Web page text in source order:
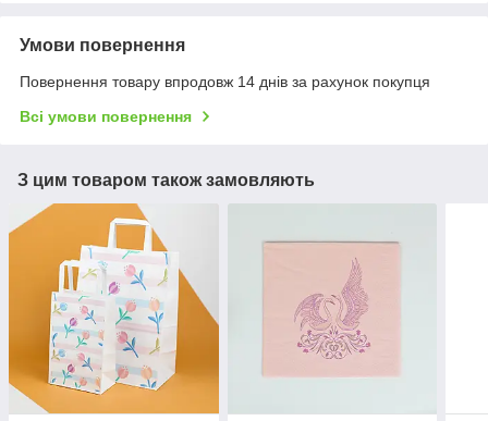
Умови повернення
Повернення товару впродовж 14 днів за рахунок покупця
Всі умови повернення
З цим товаром також замовляють